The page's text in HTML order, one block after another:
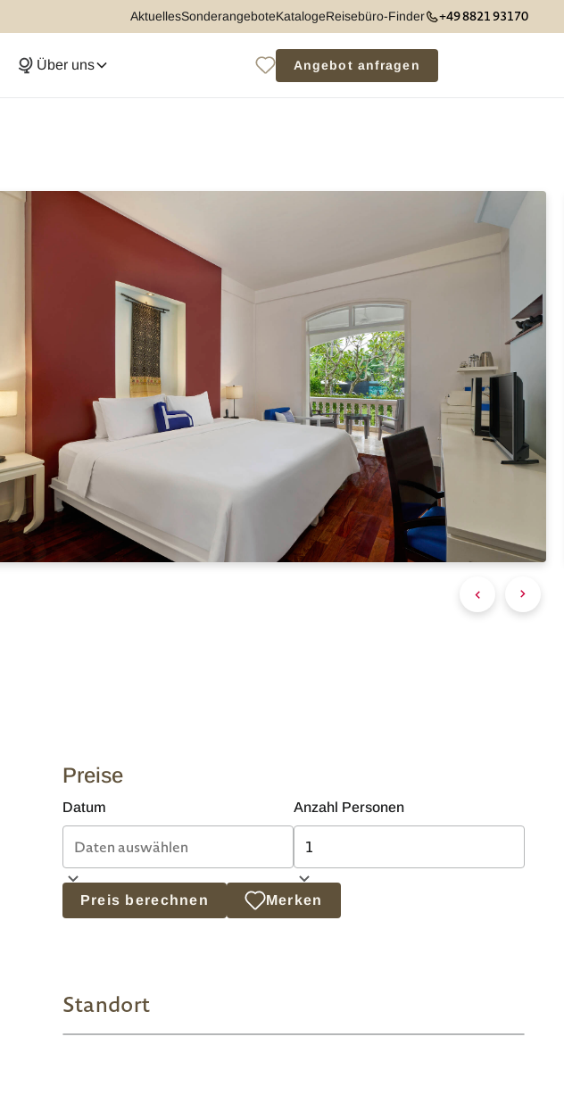
AktuellesSonderangeboteKatalogeReisebüro-Finder +49 8821 93170
Über uns Angebot anfragen
Preise
Datum Anzahl Personen
Preis berechnen Merken
Standort